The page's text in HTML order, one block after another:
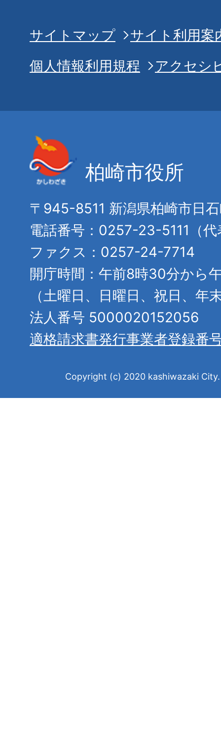
サイトマップ
サイト利用案
個人情報利用規程
アクセシ
柏崎市役所
〒945-8511 新潟県柏崎市日
電話番号：0257-23-5111（代
ファクス：0257-24-7714
開庁時間：午前8時30分から
（土曜日、日曜日、祝日、年
法人番号 5000020152056
適格請求書発行事業者登録番
Copyright (c) 2020 kashiwazaki